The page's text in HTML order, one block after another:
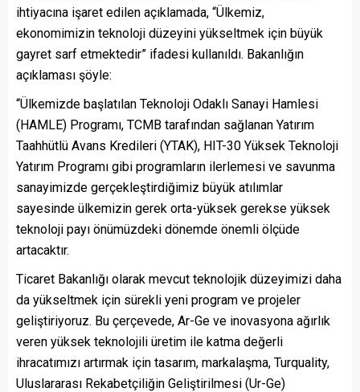
ihtiyacına işaret edilen açıklamada, “Ülkemiz,
ekonomimizin teknoloji düzeyini yükseltmek için büyük
gayret sarf etmektedir” ifadesi kullanıldı. Bakanlığın
açıklaması şöyle:
“Ülkemizde başlatılan Teknoloji Odaklı Sanayi Hamlesi
(HAMLE) Programı, TCMB tarafından sağlanan Yatırım
Taahhütlü Avans Kredileri (YTAK), HIT-30 Yüksek Teknoloji
Yatırım Programı gibi programların ilerlemesi ve savunma
sanayimizde gerçekleştirdiğimiz büyük atılımlar
sayesinde ülkemizin gerek orta-yüksek gerekse yüksek
teknoloji payı önümüzdeki dönemde önemli ölçüde
artacaktır.
Ticaret Bakanlığı olarak mevcut teknolojik düzeyimizi daha
da yükseltmek için sürekli yeni program ve projeler
geliştiriyoruz. Bu çerçevede, Ar-Ge ve inovasyona ağırlık
veren yüksek teknolojili üretim ile katma değerli
ihracatımızı artırmak için tasarım, markalaşma, Turquality,
Uluslararası Rekabetçiliğin Geliştirilmesi (Ur-Ge)